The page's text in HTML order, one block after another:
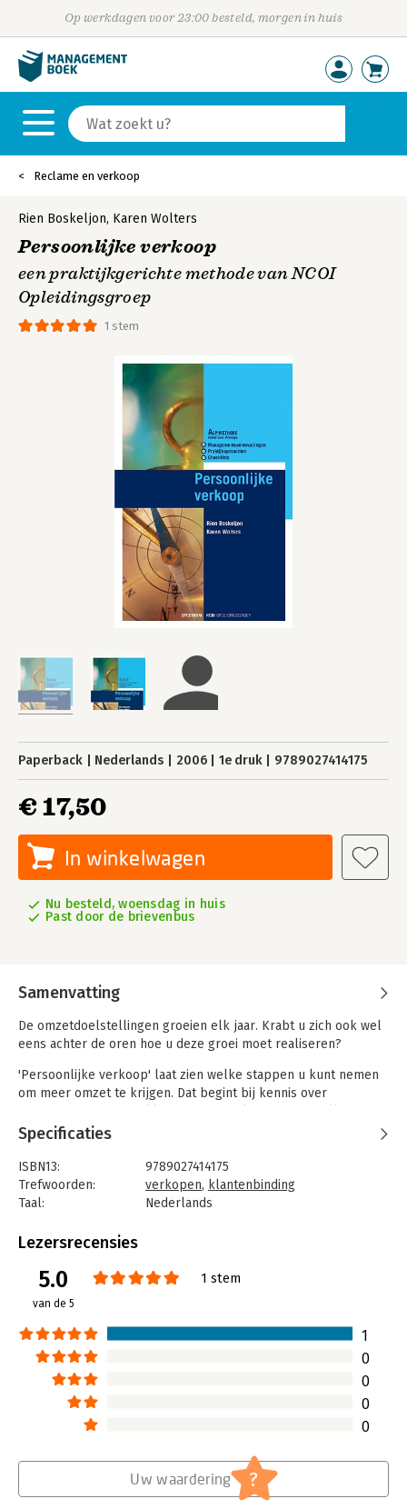
Op werkdagen voor 23:00 besteld, morgen in huis
Reclame en verkoop
1 stem
Rien Boskeljon, Karen Wolters
Persoonlijke verkoop
een praktijkgerichte methode van NCOI
Opleidingsgroep
Paperback Nederlands 2006 1e druk 9789027414175
€ 17,50
In winkelwagen
Nu besteld, woensdag in huis
Past door de brievenbus
Samenvatting
De omzetdoelstellingen groeien elk jaar. Krabt u zich ook wel
eens achter de oren hoe u deze groei moet realiseren?
'Persoonlijke verkoop' laat zien welke stappen u kunt nemen
om meer omzet te krijgen. Dat begint bij kennis over
Waar zit onze overlap? De volgende stap is natuurlijk het
verkoopgesprek. Hoe bereidt u dat voor? U leert hoe u zorgt
voor een goede interactie en hoe u het gesprek kunt sturen.
Ook after sales is belangrijk: hierdoor kunt u uw relatie met
een klant verstevigen.
Specificaties
ISBN13:
9789027414175
Trefwoorden:
verkopen, klantenbinding
Taal:
Nederlands
Aantal pagina's:
Druk:
1
Hoofdrubriek:
Reclame en verkoop
Serie:
Lezersrecensies
5.0
van de 5
1 stem
1
0
0
0
0
Uw waardering ?